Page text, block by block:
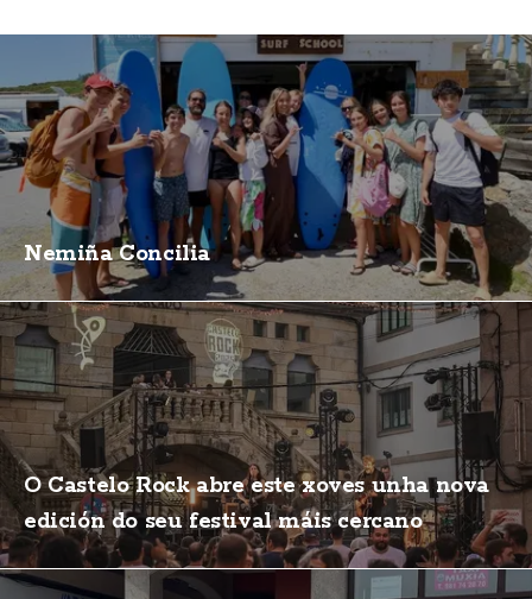
Nemiña Concilia
O Castelo Rock abre este xoves unha nova
edición do seu festival máis cercano